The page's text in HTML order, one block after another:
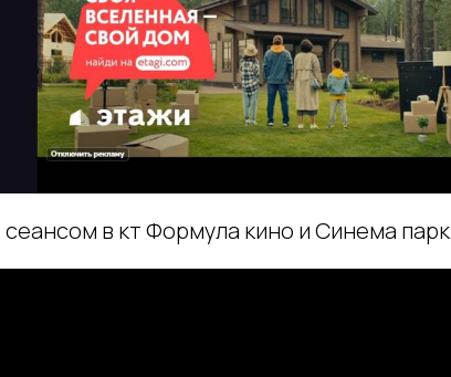
в кт Формула кино и Синема парк